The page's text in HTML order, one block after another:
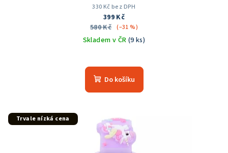
330 Kč bez DPH
399 Kč
580 Kč (–31 %)
Skladem v ČR (9 ks)
Do košíku
Trvale nízká cena